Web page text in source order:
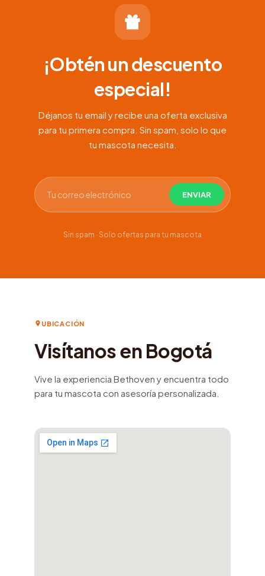
¡Obtén un descuento
especial!
Déjanos tu email y recibe una oferta exclusiva
para tu primera compra. Sin spam, solo lo que
tu mascota necesita.
Sin spam · Solo ofertas para tu mascota
UBICACIÓN
Visítanos en Bogotá
Vive la experiencia Bethoven y encuentra todo
para tu mascota con asesoría personalizada.